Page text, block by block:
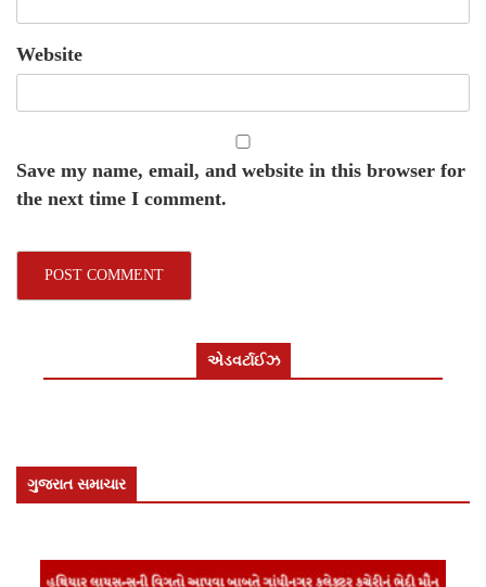
Website
Save my name, email, and website in this browser for
the next time I comment.
એડવર્ટાઈઝ
ગુજરાત સમાચાર